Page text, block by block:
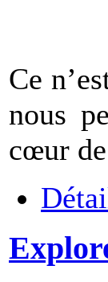
Ce
nous
cœur